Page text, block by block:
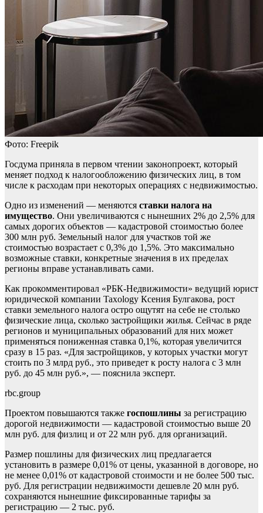
Фото: Freepik
Госдума приняла в первом чтении законопроект, который
меняет подход к налогообложению физических лиц, в том
числе к расходам при некоторых операциях с недвижимостью.
Одно из изменений — меняются ставки налога на
имущество. Они увеличиваются с нынешних 2% до 2,5% для
самых дорогих объектов — кадастровой стоимостью более
300 млн руб. Земельный налог для участков той же
стоимостью возрастает с 0,3% до 1,5%. Это максимально
возможные ставки, конкретные значения в их пределах
регионы вправе устанавливать сами.
Как прокомментировал «РБК-Недвижимости» ведущий юрист
юридической компании Taxology Ксения Булгакова, рост
ставки земельного налога остро ощутят на себе не столько
физические лица, сколько застройщики жилья. Сейчас в ряде
регионов и муниципальных образований для них может
применяться пониженная ставка 0,1%, которая увеличится
сразу в 15 раз. «Для застройщиков, у которых участки могут
стоить по 3 млрд руб., это приведет к росту налога с 3 млн
руб. до 45 млн руб.», — пояснила эксперт.
rbc.group
Проектом повышаются также госпошлины за регистрацию
дорогой недвижимости — кадастровой стоимостью выше 20
млн руб. для физлиц и от 22 млн руб. для организаций.
Размер пошлины для физических лиц предлагается
установить в размере 0,01% от цены, указанной в договоре, но
не менее 0,01% от кадастровой стоимости и не более 500 тыс.
руб. Для регистрации недвижимости дешевле 20 млн руб.
сохраняются нынешние фиксированные тарифы за
регистрацию — 2 тыс. руб.